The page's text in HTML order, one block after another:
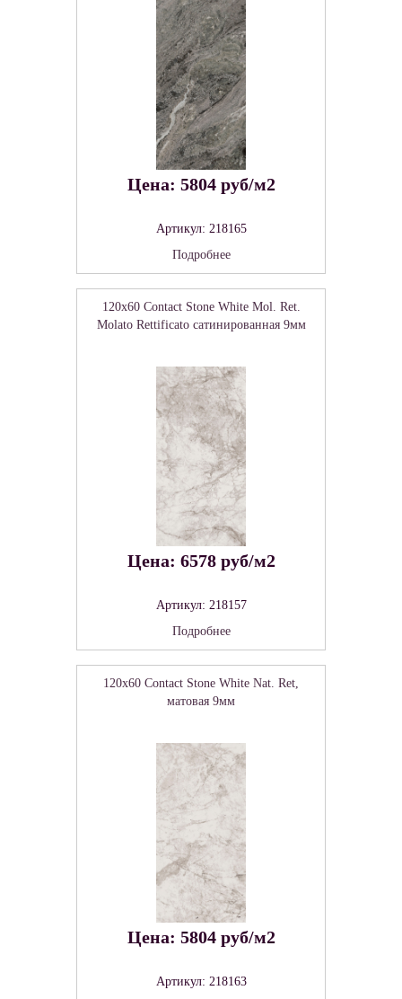
Цена: 5804 руб/м2
Артикул: 218165
Подробнее
120x60 Contact Stone White Mol. Ret.
Molato Rettificato сатинированная 9мм
Цена: 6578 руб/м2
Артикул: 218157
Подробнее
120x60 Contact Stone White Nat. Ret,
матовая 9мм
Цена: 5804 руб/м2
Артикул: 218163